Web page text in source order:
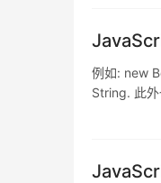
例如: new
String. 此